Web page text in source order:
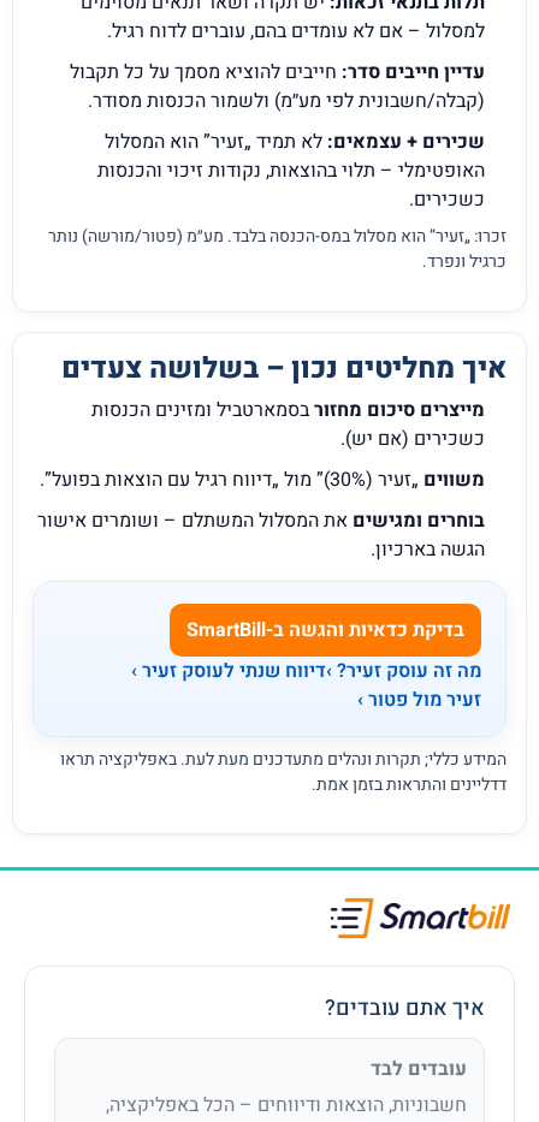
למסלול – אם לא עומדים בהם, עוברים לדוח רגיל.
עדיין חייבים סדר: חייבים להוציא מסמך על כל תקבול
(קבלה/חשבונית לפי מע״מ) ולשמור הכנסות מסודר.
שכירים + עצמאים: לא תמיד „זעיר” הוא המסלול
האופטימלי – תלוי בהוצאות, נקודות זיכוי והכנסות
כשכירים.
זכרו: „זעיר” הוא מסלול במס-הכנסה בלבד. מע״מ (פטור/מורשה) נותר
כרגיל ונפרד.
איך מחליטים נכון – בשלושה צעדים
מייצרים סיכום מחזורבסמארטביל ומזינים הכנסות
כשכירים (אם יש).
משווים „זעיר (30%)” מול „דיווח רגיל עם הוצאות בפועל”.
בוחרים ומגישים את המסלול המשתלם – ושומרים אישור
הגשה בארכיון.
בדיקת כדאיות והגשה ב-SmartBill
מה זה עוסק זעיר? ›דיווח שנתי לעוסק זעיר ›
זעיר מול פטור ›
המידע כללי; תקרות ונהלים מתעדכנים מעת לעת. באפליקציה תראו
דדליינים והתראות בזמן אמת.
איך אתם עובדים?
עובדים לבד
חשבוניות, הוצאות ודיווחים – הכל באפליקציה,